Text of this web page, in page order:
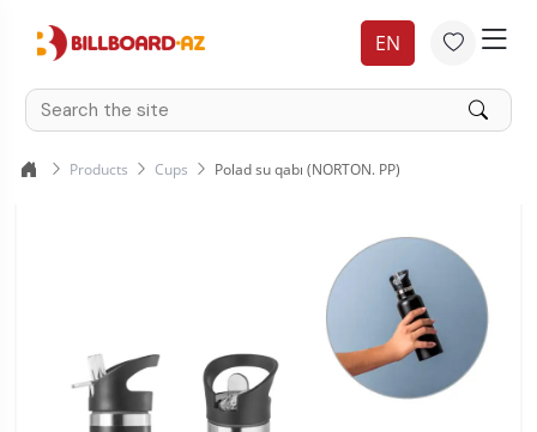
EN
Products Cups Polad su qabı (NORTON. PP)